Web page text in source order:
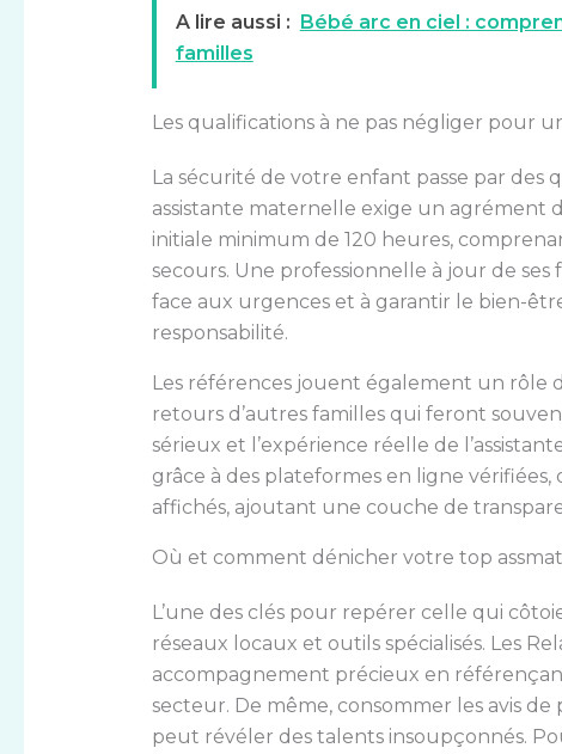
A lire aussi : Bébé arc en ciel :
familles
Les qualifications à ne pas négliger pour
La sécurité de votre enfant passe par des
assistante maternelle exige un
initiale minimum de 120 heures,
secours. Une professionnelle à jour de
face aux urgences et à garantir le bien-
responsabilité.
Les références jouent également un rôle
retours d’autres familles qui feront
sérieux et l’expérience réelle de
grâce à des plateformes en ligne
affichés, ajoutant une couche de
Où et comment dénicher votre top
L’une des clés pour repérer celle qui
réseaux locaux et outils spécialisés. Les
accompagnement précieux en
secteur. De même, consommer les avis
peut révéler des talents insoupçonnés.